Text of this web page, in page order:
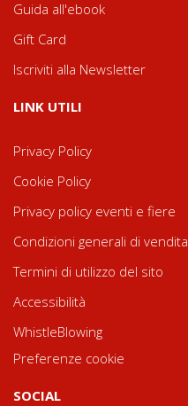
Guida all'ebook
Gift Card
Iscriviti alla Newsletter
LINK UTILI
Privacy Policy
Cookie Policy
Privacy policy eventi e fiere
Condizioni generali di vendita
Termini di utilizzo del sito
Accessibilità
WhistleBlowing
Preferenze cookie
SOCIAL